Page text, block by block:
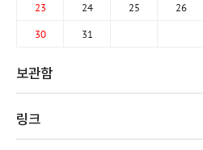
23 24 25 26
30 31
보관함
링크